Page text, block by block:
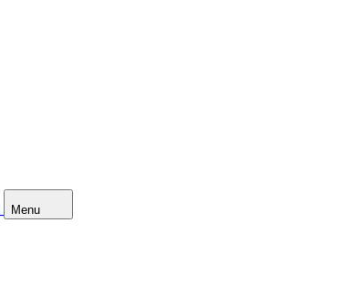
Menu